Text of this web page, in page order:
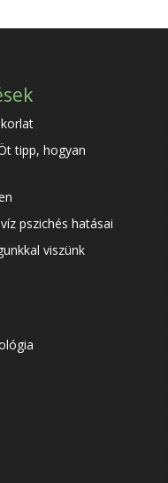
tipp, hogyan
pszichés hatásai
viszünk